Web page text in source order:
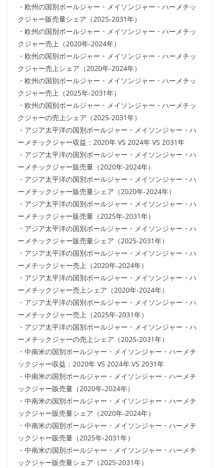
・欧州の国別ボールジャー・メイソンジャー・ハーメチッ
クジャー販売量シェア（2025-2031年）
・欧州の国別ボールジャー・メイソンジャー・ハーメチッ
クジャー売上（2020年-2024年）
・欧州の国別ボールジャー・メイソンジャー・ハーメチッ
クジャー売上シェア（2020年-2024年）
・欧州の国別ボールジャー・メイソンジャー・ハーメチッ
クジャー売上（2025年-2031年）
・欧州の国別ボールジャー・メイソンジャー・ハーメチッ
クジャーの売上シェア（2025-2031年）
・アジア太平洋の国別ボールジャー・メイソンジャー・ハ
ーメチックジャー収益：2020年 VS 2024年 VS 2031年
・アジア太平洋の国別ボールジャー・メイソンジャー・ハ
ーメチックジャー販売量（2020年-2024年）
・アジア太平洋の国別ボールジャー・メイソンジャー・ハ
ーメチックジャー販売量シェア（2020年-2024年）
・アジア太平洋の国別ボールジャー・メイソンジャー・ハ
ーメチックジャー販売量（2025年-2031年）
・アジア太平洋の国別ボールジャー・メイソンジャー・ハ
ーメチックジャー販売量シェア（2025-2031年）
・アジア太平洋の国別ボールジャー・メイソンジャー・ハ
ーメチックジャー売上（2020年-2024年）
・アジア太平洋の国別ボールジャー・メイソンジャー・ハ
ーメチックジャー売上シェア（2020年-2024年）
・アジア太平洋の国別ボールジャー・メイソンジャー・ハ
ーメチックジャー売上（2025年-2031年）
・アジア太平洋の国別ボールジャー・メイソンジャー・ハ
ーメチックジャーの売上シェア（2025-2031年）
・中南米の国別ボールジャー・メイソンジャー・ハーメチ
ックジャー収益：2020年 VS 2024年 VS 2031年
・中南米の国別ボールジャー・メイソンジャー・ハーメチ
ックジャー販売量（2020年-2024年）
・中南米の国別ボールジャー・メイソンジャー・ハーメチ
ックジャー販売量シェア（2020年-2024年）
・中南米の国別ボールジャー・メイソンジャー・ハーメチ
ックジャー販売量（2025年-2031年）
・中南米の国別ボールジャー・メイソンジャー・ハーメチ
ックジャー販売量シェア（2025-2031年）